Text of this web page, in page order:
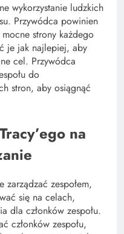
wykorzystanie ludzkich
Przywódca powinien
strony każdego
je jak najlepiej, aby
cel. Przywódca
do
stron, aby osiągnąć
na
zarządzać zespołem,
się na celach,
dla członków zespołu.
członków zespołu,